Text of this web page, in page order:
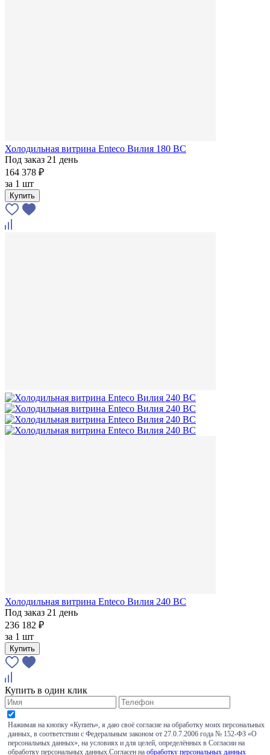
Холодильная витрина Enteco Вилия 180 ВС
Под заказ 21 день
164 378 ₽
за 1 шт
Купить
Холодильная витрина Enteco Вилия 240 ВС
Под заказ 21 день
236 182 ₽
за 1 шт
Купить
Купить в один клик
Нажимая на кнопку «Купить», я даю своё согласие на обработку моих персональных
данных, в соответствии с Федеральным законом от 27.0.7.2006 года № 152-ФЗ «О
персональных данных», на условиях и для целей, определённых в Согласии на
обработку персональных данных.Согласен на обработку персональных данных